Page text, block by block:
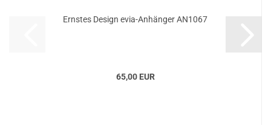
Ernstes Design evia-Anhänger AN1067
65,00 EUR